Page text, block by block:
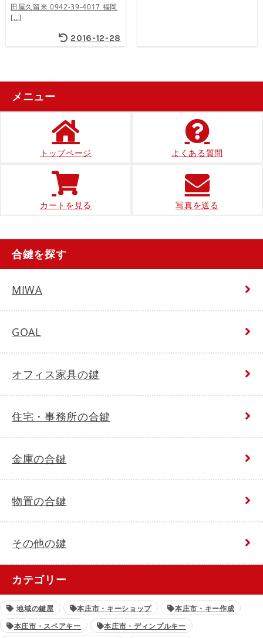
田屋久留米 0942-39-4017 福岡
[…]
2016-12-28
メニュー
トップページ よくある質問
カートを見る 写真を送る
合鍵を探す
MIWA
GOAL
オフィス家具の鍵
住宅・事務所の合鍵
金庫の合鍵
物置の合鍵
その他の鍵
カテゴリー
地域の鍵屋 本庄市・キーショップ
本庄市・キー作成
本庄市・スペアキー
本庄市・ディンプルキー